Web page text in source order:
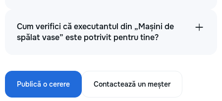
Cum verifici că executantul din „Mașini de
spălat vase” este potrivit pentru tine?
Publică o cerere Contactează un meșter